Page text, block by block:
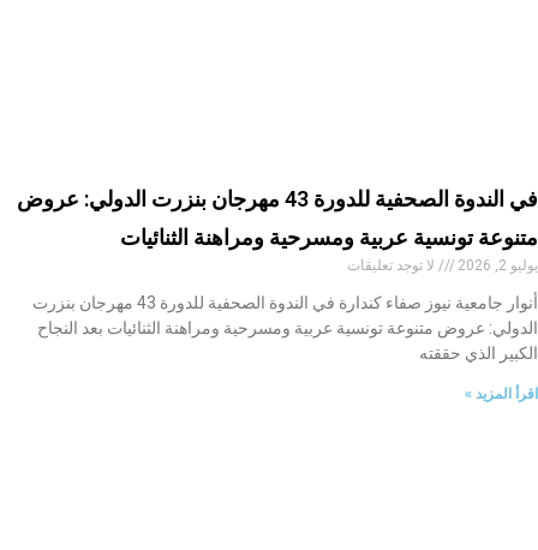
في الندوة الصحفية للدورة 43 مهرجان بنزرت الدولي: عروض
متنوعة تونسية عربية ومسرحية ومراهنة الثنائيات
يوليو 2, 2026 لا توجد تعليقات
أنوار جامعية نيوز صفاء كندارة في الندوة الصحفية للدورة 43 مهرجان بنزرت
الدولي: عروض متنوعة تونسية عربية ومسرحية ومراهنة الثنائيات بعد النجاح
الكبير الذي حققته
اقرأ المزيد »